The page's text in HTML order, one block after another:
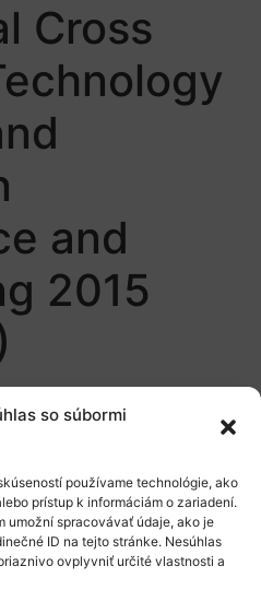
so súbormi
používame technológie, ako
prístup k informáciám o zariadení.
umožní spracovávať údaje, ako je
ID na tejto stránke. Nesúhlas
ovplyvniť určité vlastnosti a
Cross
and
2015
nás
služby